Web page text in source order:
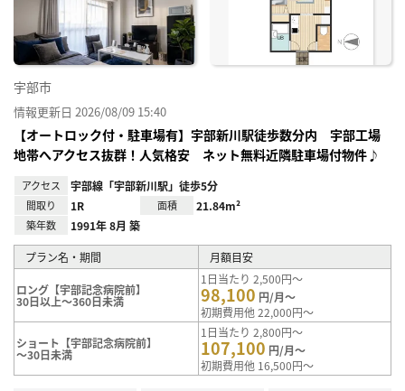
宇部市
情報更新日 2026/08/09 15:40
【オートロック付・駐車場有】宇部新川駅徒歩数分内 宇部工場
地帯へアクセス抜群！人気格安 ネット無料近隣駐車場付物件♪
アクセス 宇部線「宇部新川駅」徒歩5分
間取り 1R 面積 21.84m²
築年数 1991年 8月 築
プラン名・期間 月額目安
ロング【宇部記念病院前】
30日以上～360日未満
1日当たり 2,500円～
98,100 円/月～
初期費用他 22,000円～
ショート【宇部記念病院前】
～30日未満
1日当たり 2,800円～
107,100 円/月～
初期費用他 16,500円～